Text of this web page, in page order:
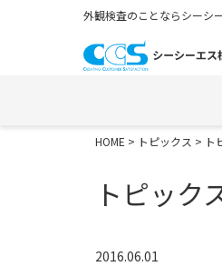
外観検査のことならシーシ
HOME > トピックス > ト
トピック
2016.06.01